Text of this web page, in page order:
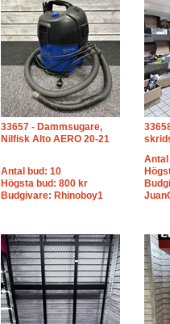
33657 - Dammsugare,
Nilfisk Alto AERO 20-21
Antal bud: 10
Högsta bud: 800 kr
Budgivare: Rhinoboy1
Antal